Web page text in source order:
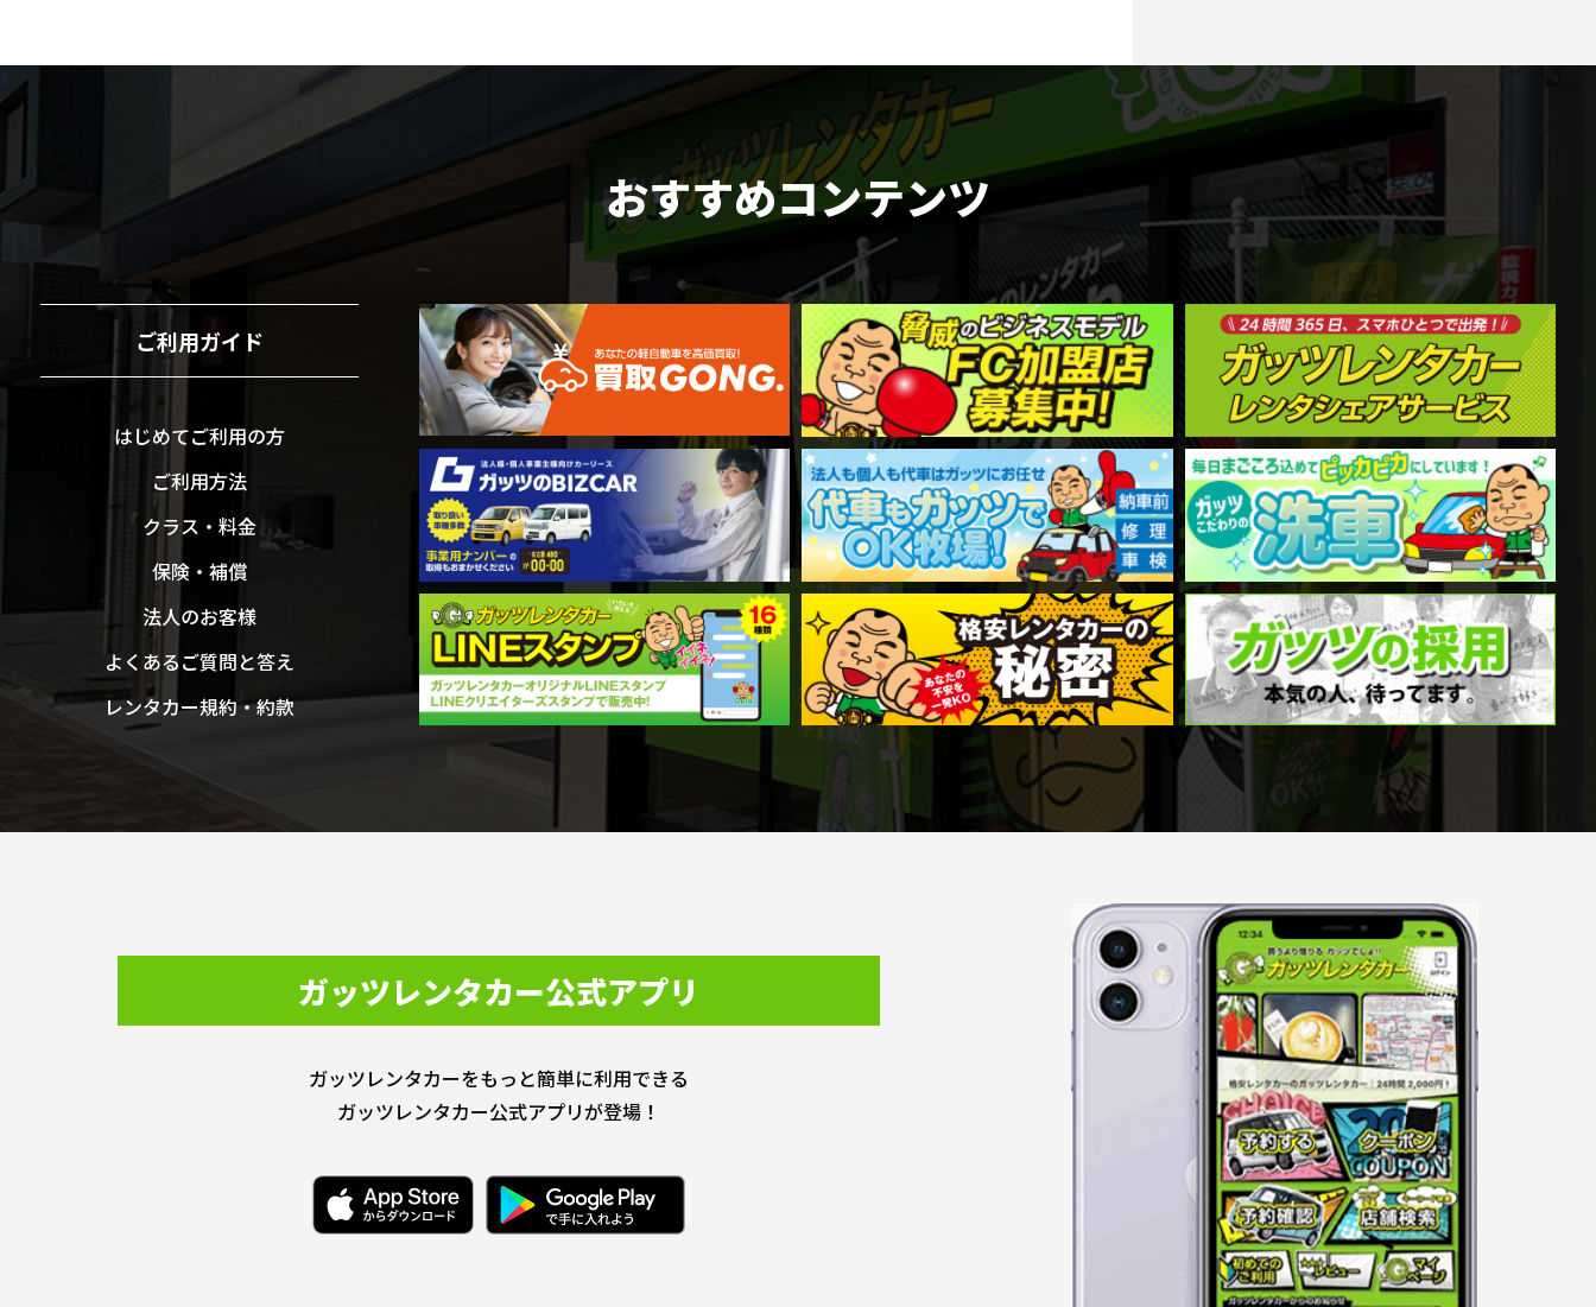
おすすめコンテンツ
ご利用ガイド
はじめてご利用の方
ご利用方法
クラス・料金
保険・補償
法人のお客様
よくあるご質問と答え
レンタカー規約・約款
ガッツレンタカー公式アプリ
ガッツレンタカーをもっと簡単に利用できる
ガッツレンタカー公式アプリが登場！